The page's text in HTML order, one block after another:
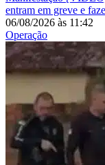
entram em greve e
06/08/2026 às 11:42
Operação